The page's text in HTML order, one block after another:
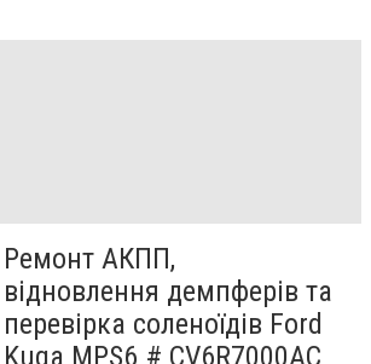
Ремонт АКПП,
відновлення демпферів та
перевірка соленоїдів Ford
Kuga MPS6 # CV6R7000AC